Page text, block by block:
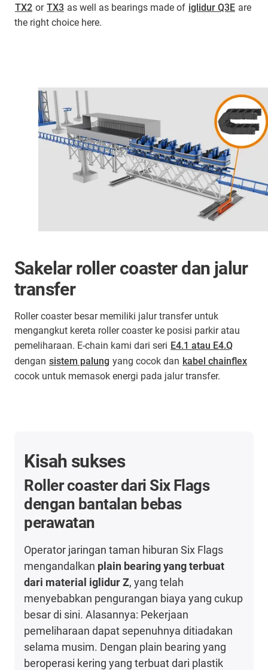
TX2 or TX3 as well as bearings made of iglidur Q3E are
the right choice here.
Sakelar roller coaster dan jalur
transfer
Roller coaster besar memiliki jalur transfer untuk
mengangkut kereta roller coaster ke posisi parkir atau
pemeliharaan. E-chain kami dari seri E4.1 atau E4.Q
dengan sistem palung yang cocok dan kabel chainflex
cocok untuk memasok energi pada jalur transfer.
Kisah sukses
Roller coaster dari Six Flags
dengan bantalan bebas
perawatan
Operator jaringan taman hiburan Six Flags
mengandalkan plain bearing yang terbuat
dari material iglidur Z, yang telah
menyebabkan pengurangan biaya yang cukup
besar di sini. Alasannya: Pekerjaan
pemeliharaan dapat sepenuhnya ditiadakan
selama musim. Dengan plain bearing yang
beroperasi kering yang terbuat dari plastik